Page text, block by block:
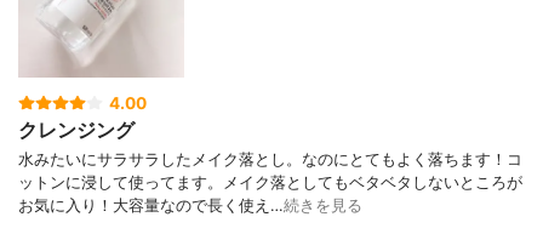
4.00
クレンジング
水みたいにサラサラしたメイク落とし。なのにとてもよく落ちます！コ
ットンに浸して使ってます。メイク落としてもベタベタしないところが
お気に入り！大容量なので長く使え…続きを見る